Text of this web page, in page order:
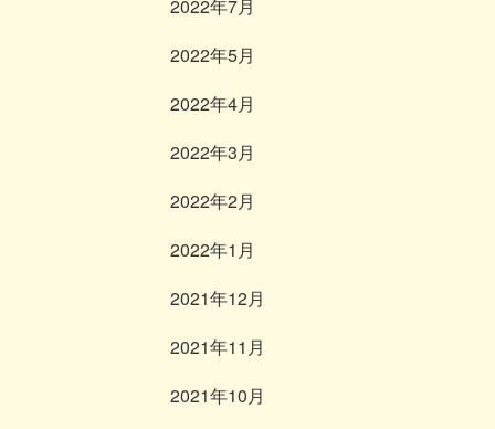
2022年7月
2022年5月
2022年4月
2022年3月
2022年2月
2022年1月
2021年12月
2021年11月
2021年10月